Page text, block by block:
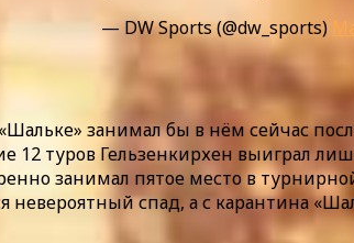
— DW Sports (@dw_sports)
занимал бы в нём сейчас
12 туров Гельзенкирхен выиграл
занимал пятое место в
невероятный спад, а с карантина